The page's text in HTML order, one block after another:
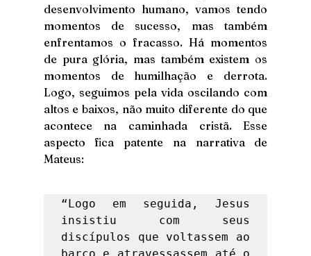
desenvolvimento humano, vamos tendo
momentos de sucesso, mas também
enfrentamos o fracasso. Há momentos
de pura glória, mas também existem os
momentos de humilhação e derrota.
Logo, seguimos pela vida oscilando com
altos e baixos, não muito diferente do que
acontece na caminhada cristã. Esse
aspecto fica patente na narrativa de
Mateus:
“Logo em seguida, Jesus
insistiu com seus
discípulos que voltassem ao
barco e atravessassem até o